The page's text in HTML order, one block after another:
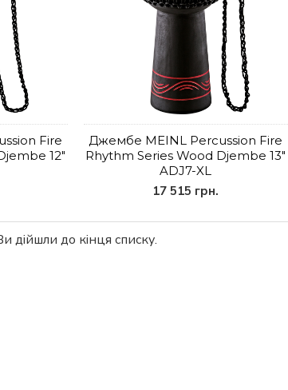
Fire
12"
Джембе MEINL Percussion Fire
Rhythm Series Wood Djembe 13"
ADJ7-XL
17 515 грн.
дійшли до кінця списку.